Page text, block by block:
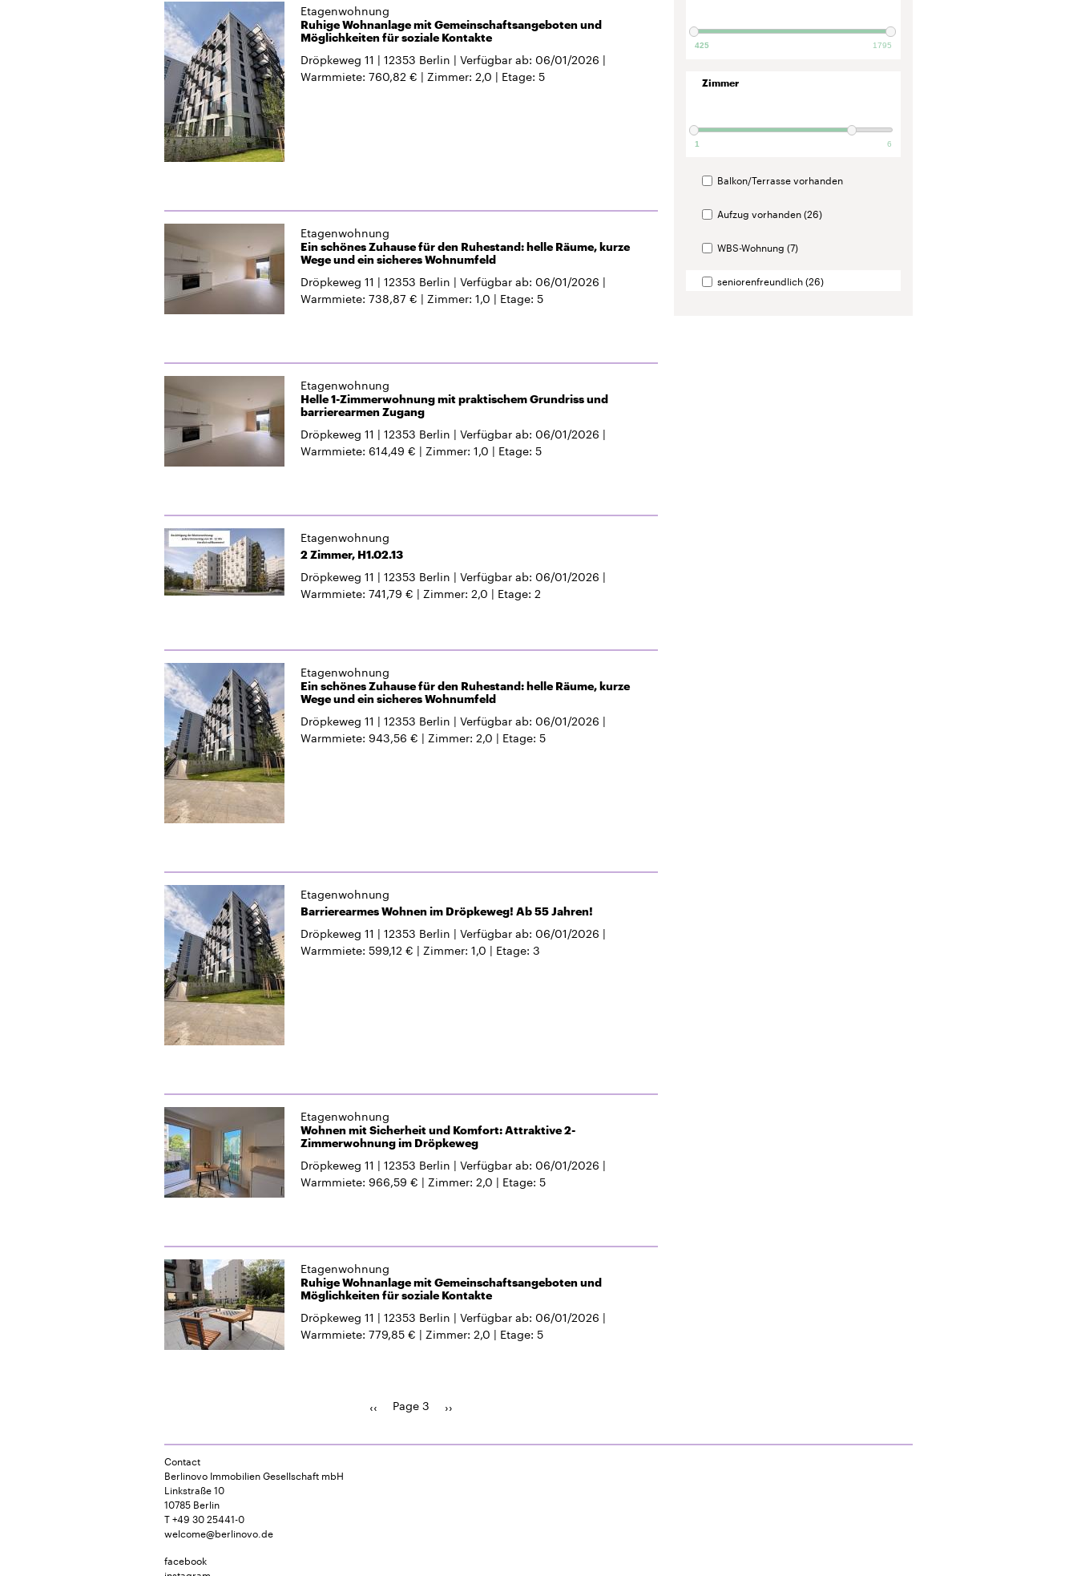
425 1795
Zimmer
1 6
Balkon/Terrasse vorhanden
Aufzug vorhanden(26)
WBS-Wohnung (7)
seniorenfreundlich(26)
Etagenwohnung
Ruhige Wohnanlage mit Gemeinschaftsangeboten und
Möglichkeiten für soziale Kontakte
Dröpkeweg 11 12353 Berlin Verfügbar ab 06/01/2026
Warmmiete 760,82 € Zimmer 2,0 Etage 5
Etagenwohnung
Ein schönes Zuhause für den Ruhestand: helle Räume, kurze
Wege und ein sicheres Wohnumfeld
Dröpkeweg 11 12353 Berlin Verfügbar ab 06/01/2026
Warmmiete 738,87 € Zimmer 1,0 Etage 5
Etagenwohnung
Helle 1-Zimmerwohnung mit praktischem Grundriss und
barrierearmen Zugang
Dröpkeweg 11 12353 Berlin Verfügbar ab 06/01/2026
Warmmiete 614,49 € Zimmer 1,0 Etage 5
Etagenwohnung
2 Zimmer, H1.02.13
Dröpkeweg 11 12353 Berlin Verfügbar ab 06/01/2026
Warmmiete 741,79 € Zimmer 2,0 Etage 2
Etagenwohnung
Ein schönes Zuhause für den Ruhestand: helle Räume, kurze
Wege und ein sicheres Wohnumfeld
Dröpkeweg 11 12353 Berlin Verfügbar ab 06/01/2026
Warmmiete 943,56 € Zimmer 2,0 Etage 5
Etagenwohnung
Barrierearmes Wohnen im Dröpkeweg! Ab 55 Jahren!
Dröpkeweg 11 12353 Berlin Verfügbar ab 06/01/2026
Warmmiete 599,12 € Zimmer 1,0 Etage 3
Etagenwohnung
Wohnen mit Sicherheit und Komfort: Attraktive 2-
Zimmerwohnung im Dröpkeweg
Dröpkeweg 11 12353 Berlin Verfügbar ab 06/01/2026
Warmmiete 966,59 € Zimmer 2,0 Etage 5
Etagenwohnung
Ruhige Wohnanlage mit Gemeinschaftsangeboten und
Möglichkeiten für soziale Kontakte
Dröpkeweg 11 12353 Berlin Verfügbar ab 06/01/2026
Warmmiete 779,85 € Zimmer 2,0 Etage 5
Pagination
Previous
‹‹ Page 3 Next
››
Contact
Berlinovo Immobilien Gesellschaft mbH
Linkstraße 10
10785 Berlin
T +49 30 25441-0
welcome@berlinovo.de
facebook